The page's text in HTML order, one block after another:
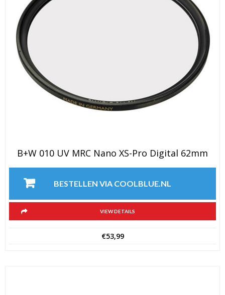
B+W 010 UV MRC Nano XS-Pro Digital 62mm
BESTELLEN VIA COOLBLUE.NL
VIEW DETAILS
€53,99